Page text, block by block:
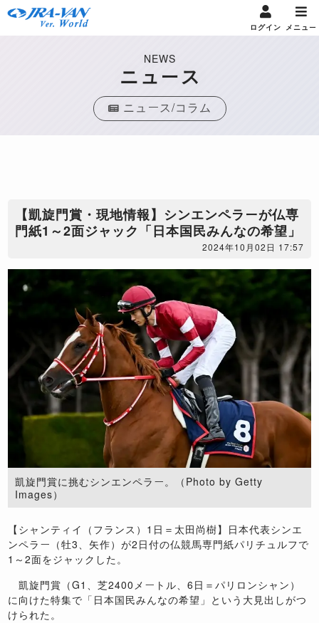
ログイン メニュー
NEWS
ニュース
ニュース/コラム
【凱旋門賞・現地情報】シンエンペラーが仏専
門紙1～2面ジャック「日本国民みんなの希望」
2024年10月02日 17:57
凱旋門賞に挑むシンエンペラー。（Photo by Getty
Images）
【シャンティイ（フランス）1日＝太田尚樹】日本代表シンエ
ンペラー（牡3、矢作）が2日付の仏競馬専門紙パリチュルフで
1～2面をジャックした。
凱旋門賞（G1、芝2400メートル、6日＝パリロンシャン）
に向けた特集で「日本国民みんなの希望」という大見出しがつ
けられた。